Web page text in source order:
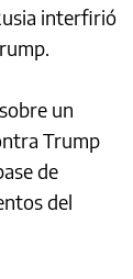
interfirió
un
Trump
de
del